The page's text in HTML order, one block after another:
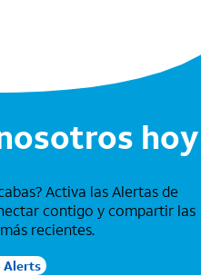
hoy
Activa las Alertas de
contigo y compartir las
recientes.
Alerts